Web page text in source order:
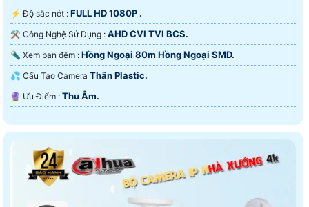
️⚡ Độ sắc nét : FULL HD 1080P .
⚒ Công Nghệ Sử Dụng : AHD CVI TVI BCS.
🔦 Xem ban đêm : Hồng Ngoại 80m Hồng Ngoại SMD.
💦 Cấu Tạo Camera Thân Plastic.
️🔮 Ưu Điểm : Thu Âm.